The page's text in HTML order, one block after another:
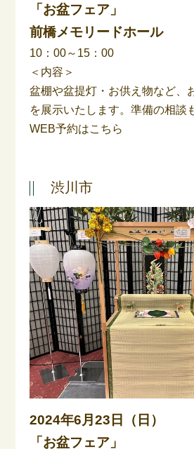
「お盆フェア」
前橋メモリードホール
10：00～15：00
＜内容＞
盆棚や盆提灯・お供え物など、
を展示いたします。準備の相談
WEB予約はこちら
渋川市
2024年6月23日（日）
「お盆フェア」